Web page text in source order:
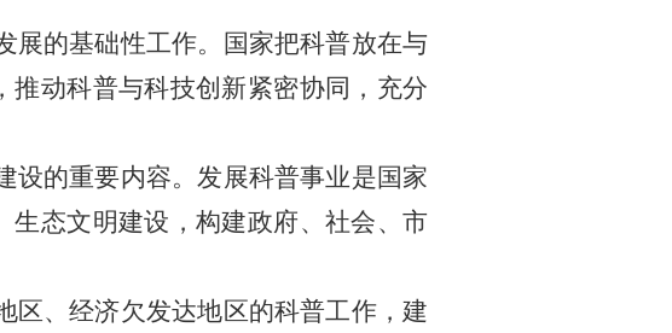
的基础性工作。国家把科普放在与
动科普与科技创新紧密协同，充分
的重要内容。发展科普事业是国家
生态文明建设，构建政府、社会、市
区、经济欠发达地区的科普工作，建